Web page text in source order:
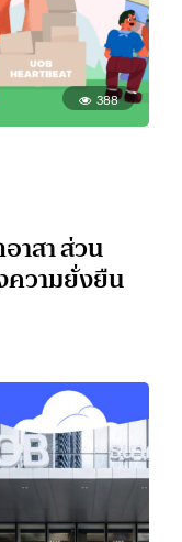
388
าสา ส่วน
ความยั่งยืน